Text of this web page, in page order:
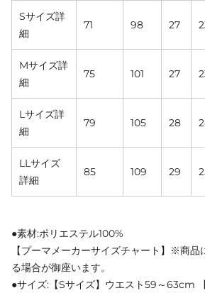
Sサイズ詳
細
71 98 27
Mサイズ詳
細
75 101 27
Lサイズ詳
細
79 105 28
LLサイズ
詳細
85 109 29
●素材:ポリエステル100%
【プーマメーカーサイズチャート】※商品
る場合が御座います。
●サイズ:【Sサイズ】ウエスト59～63cm